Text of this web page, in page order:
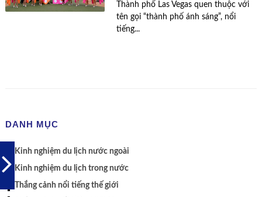
Thành phố Las Vegas quen thuộc với
tên gọi “thành phố ánh sáng”, nổi
tiếng...
DANH MỤC
Kinh nghiệm du lịch nước ngoài
Kinh nghiệm du lịch trong nước
Thắng cảnh nổi tiếng thế giới